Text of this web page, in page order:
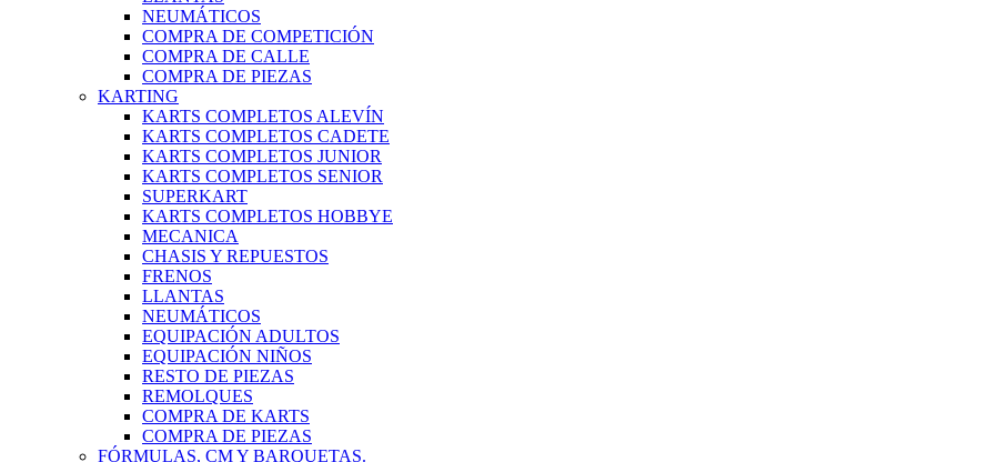
NEUMÁTICOS
COMPRA DE COMPETICIÓN
COMPRA DE CALLE
COMPRA DE PIEZAS
KARTING
KARTS COMPLETOS ALEVÍN
KARTS COMPLETOS CADETE
KARTS COMPLETOS JUNIOR
KARTS COMPLETOS SENIOR
SUPERKART
KARTS COMPLETOS HOBBYE
MECANICA
CHASIS Y REPUESTOS
FRENOS
LLANTAS
NEUMÁTICOS
EQUIPACIÓN ADULTOS
EQUIPACIÓN NIÑOS
RESTO DE PIEZAS
REMOLQUES
COMPRA DE KARTS
COMPRA DE PIEZAS
FÓRMULAS, CM Y BARQUETAS.